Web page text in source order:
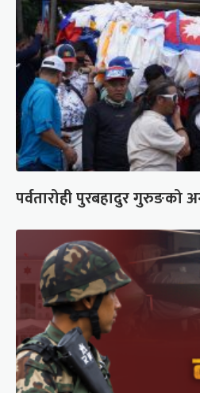
पर्वतारोही पुरबहादुर गुरुङको